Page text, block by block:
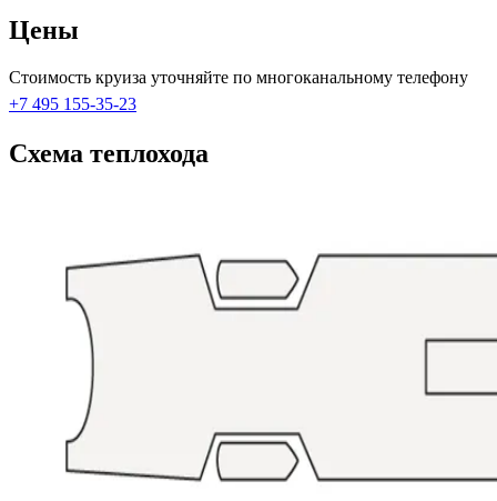
Цены
Стоимость круиза уточняйте по многоканальному телефону
+7 495 155-35-23
Схема теплохода